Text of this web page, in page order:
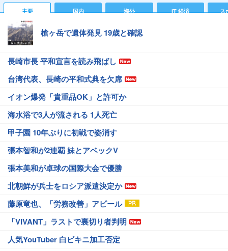
主要 国内 海外 IT 経済 ス
槍ヶ岳で遺体発見 19歳と確認
長崎市長 平和宣言を読み飛ばし
台湾代表、長崎の平和式典を欠席
イオン爆発「貴重品OK」と許可か
海水浴で3人が流される 1人死亡
甲子園 10年ぶりに初戦で姿消す
張本智和が2連覇 妹とアベックV
張本美和が卓球の国際大会で優勝
北朝鮮が兵士をロシア派遣決定か
藤原竜也、「労務改善」アピール
「VIVANT」ラストで裏切り者判明
人気YouTuber 白ビキニ加工否定